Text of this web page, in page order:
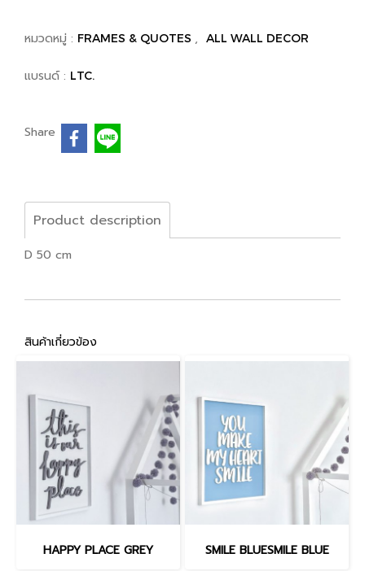
หมวดหมู่ : FRAMES & QUOTES , ALL WALL DECOR
แบรนด์ : LTC.
Share
Product description
D 50 cm
สินค้าเกี่ยวข้อง
HAPPY PLACE GREY SMILE BLUESMILE BLUE